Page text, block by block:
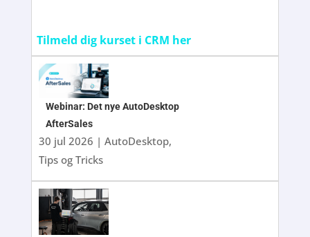
Tilmeld dig kurset i CRM her
Webinar: Det nye AutoDesktop
AfterSales
30 jul 2026 | AutoDesktop,
Tips og Tricks